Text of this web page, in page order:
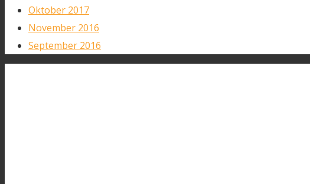
Oktober 2017
November 2016
September 2016